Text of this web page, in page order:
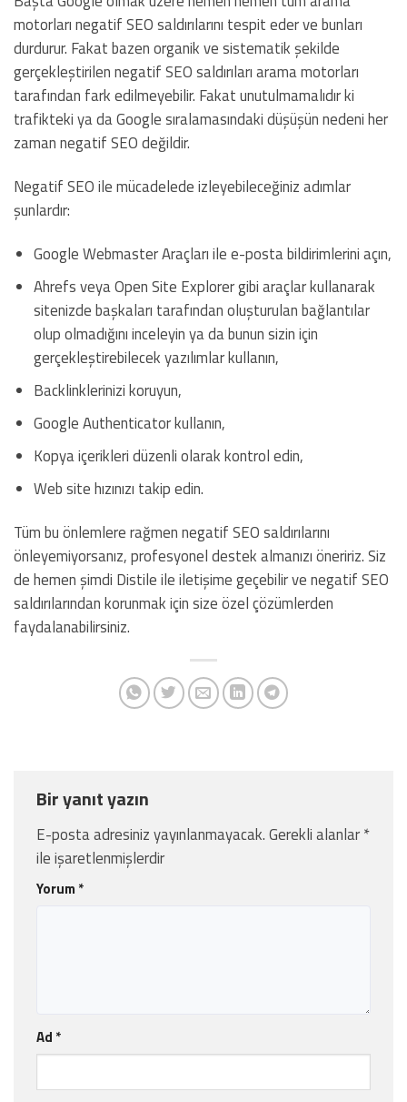
motorları negatif SEO saldırılarını tespit eder ve bunları
durdurur. Fakat bazen organik ve sistematik şekilde
gerçekleştirilen negatif SEO saldırıları arama motorları
tarafından fark edilmeyebilir. Fakat unutulmamalıdır ki
trafikteki ya da Google sıralamasındaki düşüşün nedeni her
zaman negatif SEO değildir.
Negatif SEO ile mücadelede izleyebileceğiniz adımlar
şunlardır:
Google Webmaster Araçları ile e-posta bildirimlerini açın,
Ahrefs veya Open Site Explorer gibi araçlar kullanarak
sitenizde başkaları tarafından oluşturulan bağlantılar
olup olmadığını inceleyin ya da bunun sizin için
gerçekleştirebilecek yazılımlar kullanın,
Backlinklerinizi koruyun,
Google Authenticator kullanın,
Kopya içerikleri düzenli olarak kontrol edin,
Web site hızınızı takip edin.
Tüm bu önlemlere rağmen negatif SEO saldırılarını
önleyemiyorsanız, profesyonel destek almanızı öneririz. Siz
de hemen şimdi Distile ile iletişime geçebilir ve negatif SEO
saldırılarından korunmak için size özel çözümlerden
faydalanabilirsiniz.
Bir yanıt yazın
E-posta adresiniz yayınlanmayacak.Gerekli alanlar*
ile işaretlenmişlerdir
Yorum *
Ad *